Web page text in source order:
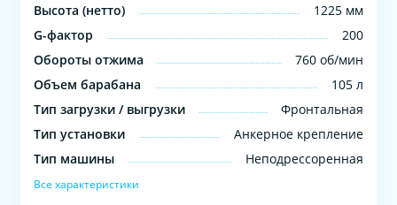
Высота (нетто)
1225 мм
G-фактор
200
Обороты отжима
760 об/мин
Объем барабана
105 л
Тип загрузки / выгрузки
Фронтальная
Тип установки
Анкерное крепление
Тип машины
Неподрессоренная
Все характеристики